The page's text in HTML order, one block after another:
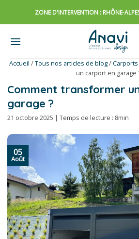
ZONE D'INTERVENTION : RHÔNE-
Accueil /Tous nos articles de blog/Carports
un carport en garage
Comment transformer
garage ?
21 octobre 2025 | Temps de lecture : 8min
05
Août